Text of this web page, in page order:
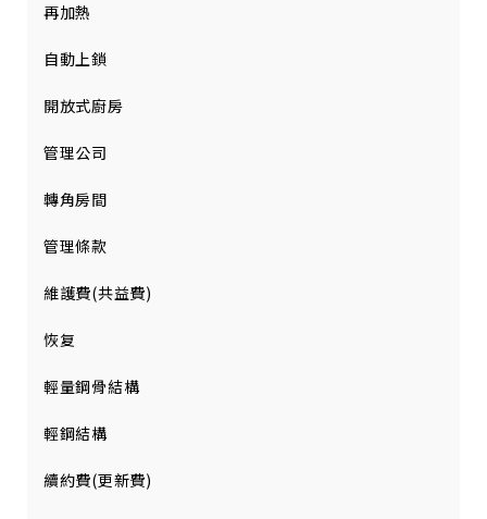
再加熱
自動上鎖
開放式廚房
管理公司
轉角房間
管理條款
維護費(共益費)
恢复
輕量鋼骨結構
輕鋼結構
續約費(更新費)